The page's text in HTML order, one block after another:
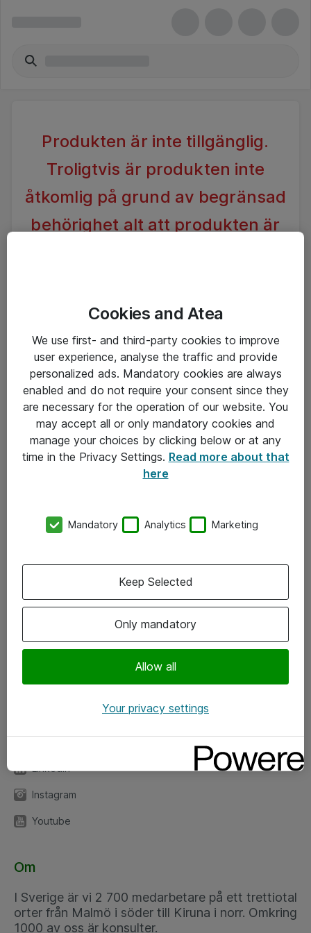
Produkten är inte tillgänglig.
Troligtvis är produkten inte
åtkomlig på grund av begränsad
behörighet alt att produkten är
Hitta direkt
Om eShop
Driftsinformation
kundtjanst@atea.se
Kontor
Linkedin
Instagram
Youtube
Om
I Sverige är vi 2 700 medarbetare på ett trettiotal
orter från Malmö i söder till Kiruna i norr. Omkring
1000 av oss är konsulter.
Cookies and Atea
We use first- and third-party cookies to improve
user experience, analyse the traffic and provide
personalized ads. Mandatory cookies are always
enabled and do not require your consent since they
are necessary for the operation of our website. You
may accept all or only mandatory cookies and
manage your choices by clicking below or at any
time in the Privacy Settings. Read more about that
here
Mandatory Analytics Marketing
Only mandatory
Allow all
Keep Selected
Your privacy settings